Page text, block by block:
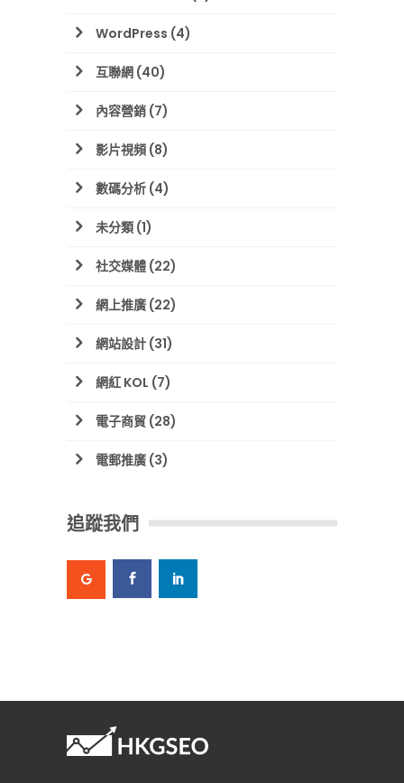
WordPress (4)
互聯網 (40)
內容營銷 (7)
影片視頻 (8)
數碼分析 (4)
未分類 (1)
社交媒體 (22)
網上推廣 (22)
網站設計 (31)
網紅 KOL (7)
電子商貿 (28)
電郵推廣 (3)
追蹤我們